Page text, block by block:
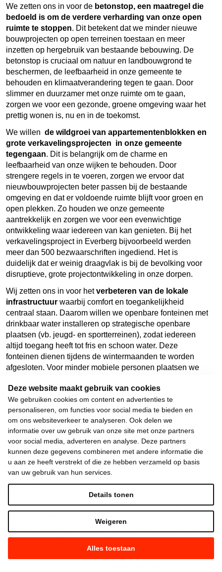
Deze website maakt gebruik van cookies
We gebruiken cookies om content en advertenties te
personaliseren, om functies voor social media te bieden en
om ons websiteverkeer te analyseren. Ook delen we
informatie over uw gebruik van onze site met onze partners
voor social media, adverteren en analyse. Deze partners
kunnen deze gegevens combineren met andere informatie die
u aan ze heeft verstrekt of die ze hebben verzameld op basis
van uw gebruik van hun services.
Alles toestaan
Weigeren
Details tonen
We zetten ons in voor de betonstop, een maatregel die
bedoeld is om de verdere verharding van onze open
ruimte te stoppen. Dit betekent dat we minder nieuwe
bouwprojecten op open terreinen toestaan en meer
inzetten op hergebruik van bestaande bebouwing. De
betonstop is cruciaal om natuur en landbouwgrond te
beschermen, de leefbaarheid in onze gemeente te
behouden en klimaatverandering tegen te gaan. Door
slimmer en duurzamer met onze ruimte om te gaan,
zorgen we voor een gezonde, groene omgeving waar het
prettig wonen is, nu en in de toekomst.
We willen de wildgroei van appartementenblokken en
grote verkavelingsprojecten in onze gemeente
tegengaan. Dit is belangrijk om de charme en
leefbaarheid van onze wijken te behouden. Door
strengere regels in te voeren, zorgen we ervoor dat
nieuwbouwprojecten beter passen bij de bestaande
omgeving en dat er voldoende ruimte blijft voor groen en
open plekken. Zo houden we onze gemeente
aantrekkelijk en zorgen we voor een evenwichtige
ontwikkeling waar iedereen van kan genieten. Bij het
verkavelingsproject in Everberg bijvoorbeeld werden
meer dan 500 bezwaarschriften ingediend. Het is
duidelijk dat er weinig draagvlak is bij de bevolking voor
disruptieve, grote projectontwikkeling in onze dorpen.
Wij zetten ons in voor hetverbeteren van de lokale
infrastructuur waarbij comfort en toegankelijkheid
centraal staan. Daarom willen we openbare fonteinen met
drinkbaar water installeren op strategische openbare
plaatsen (vb. jeugd- en sportterreinen), zodat iedereen
altijd toegang heeft tot fris en schoon water. Deze
fonteinen dienen tijdens de wintermaanden te worden
afgesloten. Voor minder mobiele personen plaatsen we
rustmomenten altijd binnen handbereik zijn.
Tot slot wensen we iedere deelgemeente te voorzien van
openbare toiletten
. We willen het gebruik van duurzame
alternatieven voor menstruatieproducten, zoals
menstruatiecups, actief aanmoedigen. Om dit te
ondersteunen, zorgen we ervoor dat de openbare
toiletten geschikt zijn voor het hygiënisch gebruik van
deze producten.
We blijvenhet digitaal loket voor kinderopvang
kunnen vinden over beschikbare opvangmogelijkheden
in onze gemeente. Dit maakt het zoeken naar een
geschikte plek voor hun kind een stuk eenvoudiger.